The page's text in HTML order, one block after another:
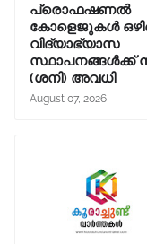
പ്രൊഫഷണൽ
കോളെജുകൾ
വിദ്യാഭ്യാസ
സ്ഥാപനങ്ങൾക്ക്
(ശനി) അവധി
August 07, 2026